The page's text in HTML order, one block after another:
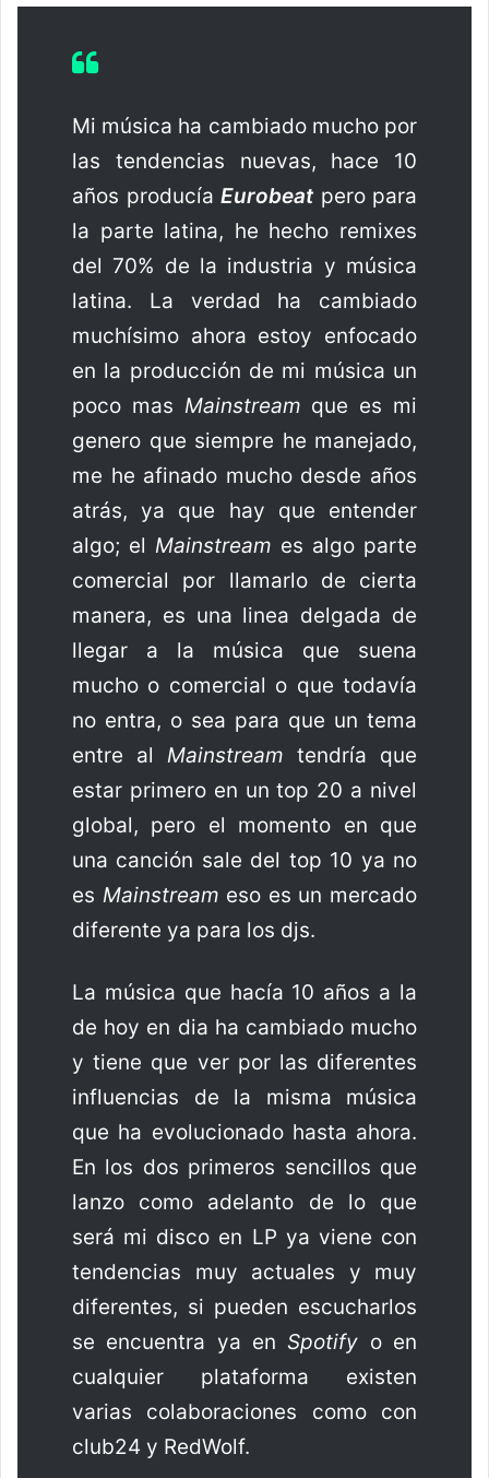
Mi música ha cambiado mucho por
las tendencias nuevas, hace 10
años producía Eurobeatpero para
la parte latina, he hecho remixes
del 70% de la industria y música
latina. La verdad ha cambiado
muchísimo ahora estoy enfocado
en la producción de mi música un
poco mas Mainstream que es mi
genero que siempre he manejado,
me he afinado mucho desde años
atrás, ya que hay que entender
algo; el Mainstream es algo parte
comercial por llamarlo de cierta
manera, es una linea delgada de
llegar a la música que suena
mucho o comercial o que todavía
no entra, o sea para que un tema
entre al Mainstream tendría que
estar primero en un top 20 a nivel
global, pero el momento en que
una canción sale del top 10 ya no
es Mainstream eso es un mercado
diferente ya para los djs.
La música que hacía 10 años a la
de hoy en dia ha cambiado mucho
y tiene que ver por las diferentes
influencias de la misma música
que ha evolucionado hasta ahora.
En los dos primeros sencillos que
lanzo como adelanto de lo que
será mi disco en LP ya viene con
tendencias muy actuales y muy
diferentes, si pueden escucharlos
se encuentra ya en Spotify o en
cualquier plataforma existen
varias colaboraciones como con
club24 y RedWolf.